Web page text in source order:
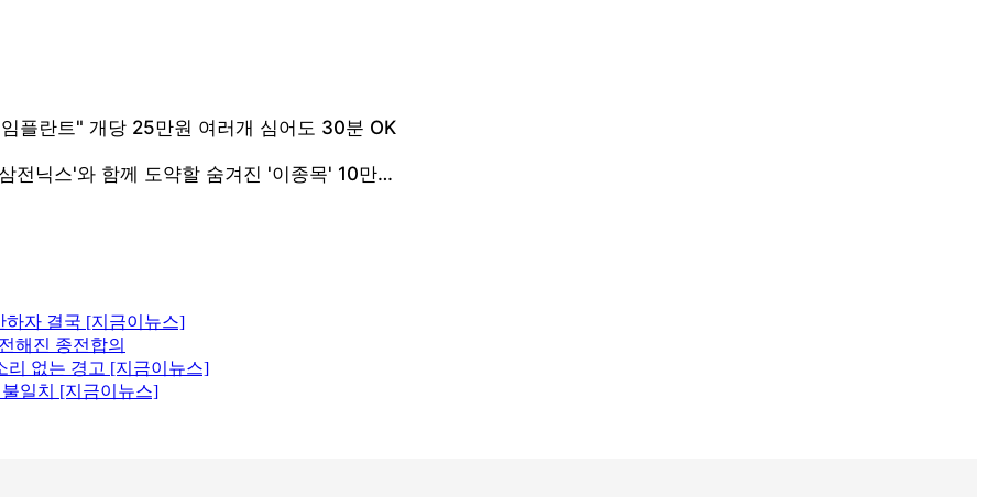
하자 결국 [지금이뉴스]
해진 종전합의
리 없는 경고 [지금이뉴스]
일치 [지금이뉴스]